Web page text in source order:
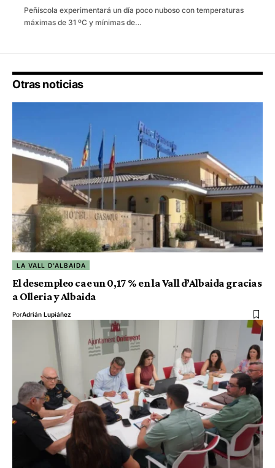
Peñíscola experimentará un día poco nuboso con temperaturas
máximas de 31 ºC y mínimas de…
Otras noticias
LA VALL D'ALBAIDA
El desempleo cae un 0,17 % en la Vall d’Albaida gracias
a Olleria y Albaida
PorAdrián Lupiáñez